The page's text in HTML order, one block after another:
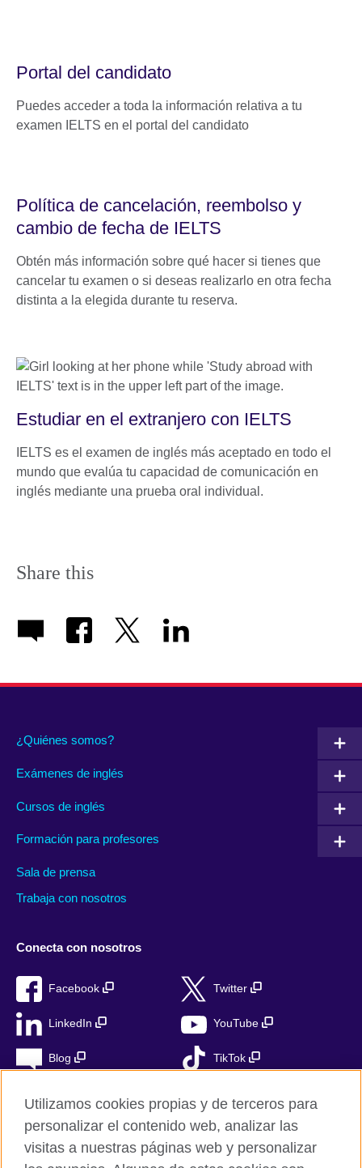
Portal del candidato
Puedes acceder a toda la información relativa a tu
examen IELTS en el portal del candidato
Política de cancelación, reembolso y
cambio de fecha de IELTS
Obtén más información sobre qué hacer si tienes que
cancelar tu examen o si deseas realizarlo en otra fecha
distinta a la elegida durante tu reserva.
Estudiar en el extranjero con IELTS
IELTS es el examen de inglés más aceptado en todo el
mundo que evalúa tu capacidad de comunicación en
inglés mediante una prueba oral individual.
Share this
¿Quiénes somos?
Exámenes de inglés
Cursos de inglés
Formación para profesores
Sala de prensa
Trabaja con nosotros
Conecta con nosotros
Facebook Twitter
LinkedIn YouTube
Blog TikTok
Privacidad
Utilizamos cookies propias y de terceros para
personalizar el contenido web, analizar las
visitas a nuestras páginas web y personalizar